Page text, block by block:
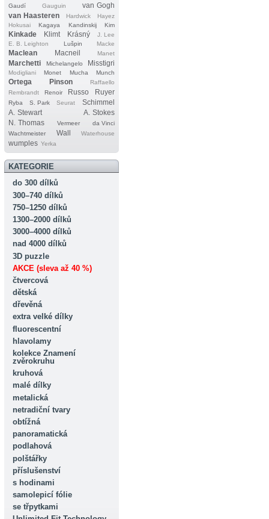
Gaudí
Gauguin
van Gogh
van Haasteren
Hardwick
Hayez
Hokusai
Kagaya Kandinskij Kim
Kinkade Klimt Krásný
J. Lee
E. B. Leighton
Lušpin Macke
Maclean Macneil Manet
Marchetti Michelangelo Misstigri
Modigliani Monet Mucha Munch
Ortega Pinson
Raffaello
Rembrandt
Renoir Russo Ruyer
Ryba S. Park Seurat
Schimmel
A. Stewart
A. Stokes
N. Thomas
Vermeer
da Vinci
Wachtmeister
Wall Waterhouse
wumples Yerka
KATEGORIE
do 300 dílků
300–740 dílků
750–1250 dílků
1300–2000 dílků
3000–4000 dílků
nad 4000 dílků
3D puzzle
AKCE (sleva až 40 %)
čtvercová
dětská
dřevěná
extra velké dílky
fluorescentní
hlavolamy
kolekce Znamení
zvěrokruhu
kruhová
malé dílky
metalická
netradiční tvary
obtížná
panoramatická
podlahová
polštářky
příslušenství
s hodinami
samolepicí fólie
se třpytkami